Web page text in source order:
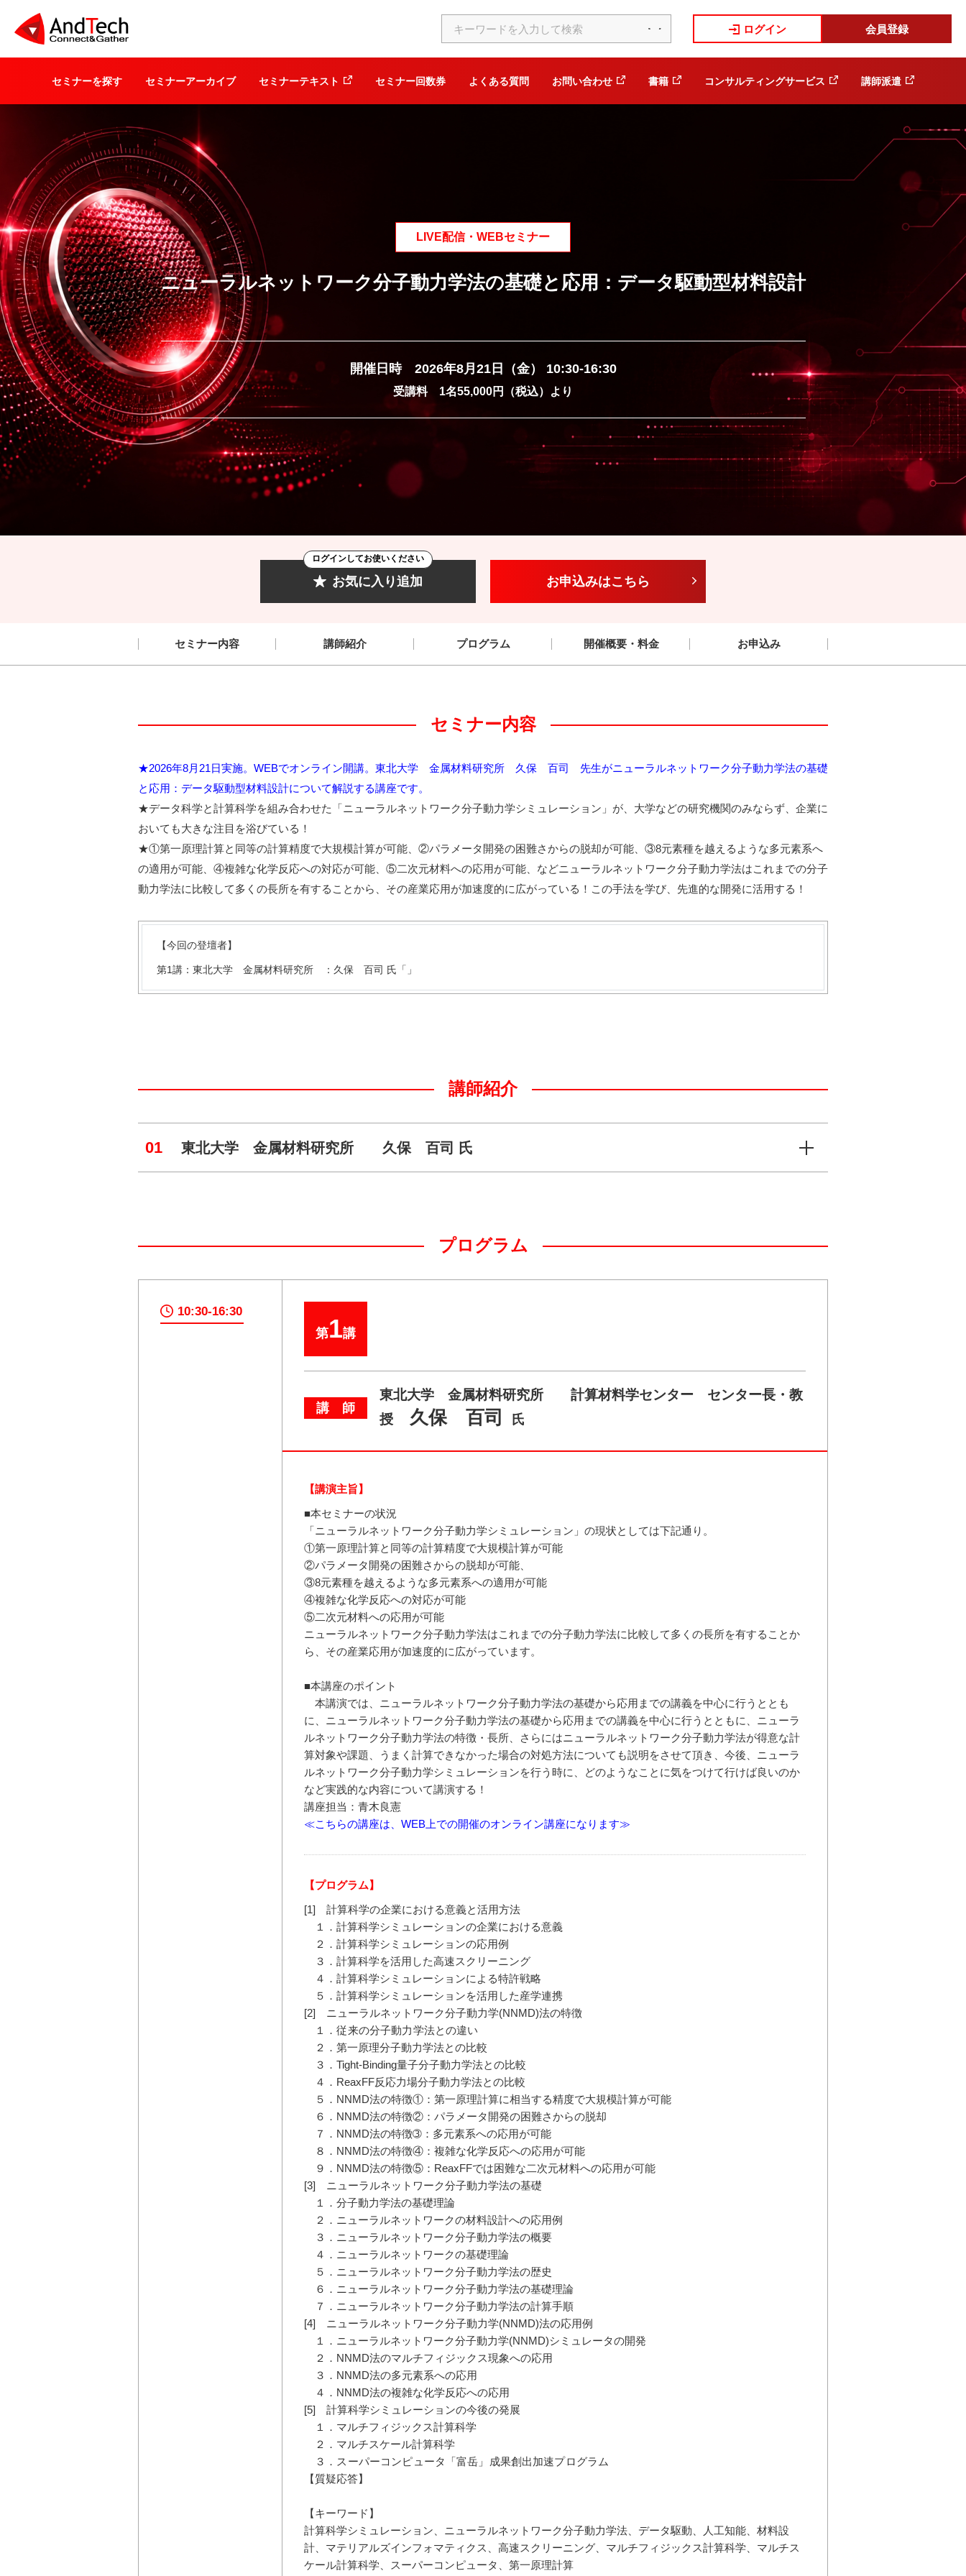
ログイン 会員登録
セミナーを探す セミナーアーカイブ セミナーテキスト セミナー回数券 よくある質問 お問い合わせ 書籍 コンサルティングサービス 講師派遣
LIVE配信・WEBセミナー
ニューラルネットワーク分子動力学法の基礎と応用：データ駆動型材料設計
開催日時 2026年8月21日（金） 10:30-16:30
受講料 1名55,000円（税込）より
お気に入り追加
ログインしてお使いください
お申込みはこちら
セミナー内容 講師紹介 プログラム 開催概要・料金 お申込み
セミナー内容
★2026年8月21日実施。WEBでオンライン開講。東北大学 金属材料研究所 久保 百司 先生がニューラルネットワーク分子動力学法の基礎
と応用：データ駆動型材料設計について解説する講座です。
★データ科学と計算科学を組み合わせた「ニューラルネットワーク分子動力学シミュレーション」が、大学などの研究機関のみならず、企業に
おいても大きな注目を浴びている！
★①第一原理計算と同等の計算精度で大規模計算が可能、②パラメータ開発の困難さからの脱却が可能、③8元素種を越えるような多元素系へ
の適用が可能、④複雑な化学反応への対応が可能、⑤二次元材料への応用が可能、などニューラルネットワーク分子動力学法はこれまでの分子
動力学法に比較して多くの長所を有することから、その産業応用が加速度的に広がっている！この手法を学び、先進的な開発に活用する！
【今回の登壇者】
第1講：東北大学 金属材料研究所 ：久保 百司 氏「」
講師紹介
01 東北大学 金属材料研究所 久保 百司 氏
プログラム
10:30-16:30
第1講
講 師
東北大学 金属材料研究所 計算材料学センター センター長・教
授
久保 百司 氏
【講演主旨】
■本セミナーの状況
「ニューラルネットワーク分子動力学シミュレーション」の現状としては下記通り。
①第一原理計算と同等の計算精度で大規模計算が可能
②パラメータ開発の困難さからの脱却が可能、
③8元素種を越えるような多元素系への適用が可能
④複雑な化学反応への対応が可能
⑤二次元材料への応用が可能
ニューラルネットワーク分子動力学法はこれまでの分子動力学法に比較して多くの長所を有することか
ら、その産業応用が加速度的に広がっています。
■本講座のポイント
本講演では、ニューラルネットワーク分子動力学法の基礎から応用までの講義を中心に行うととも
に、ニューラルネットワーク分子動力学法の基礎から応用までの講義を中心に行うとともに、ニューラ
ルネットワーク分子動力学法の特徴・長所、さらにはニューラルネットワーク分子動力学法が得意な計
算対象や課題、うまく計算できなかった場合の対処方法についても説明をさせて頂き、今後、ニューラ
ルネットワーク分子動力学シミュレーションを行う時に、どのようなことに気をつけて行けば良いのか
など実践的な内容について講演する！
講座担当：青木良憲
≪こちらの講座は、WEB上での開催のオンライン講座になります≫
【プログラム】
[1] 計算科学の企業における意義と活用方法
１．計算科学シミュレーションの企業における意義
２．計算科学シミュレーションの応用例
３．計算科学を活用した高速スクリーニング
４．計算科学シミュレーションによる特許戦略
５．計算科学シミュレーションを活用した産学連携
[2] ニューラルネットワーク分子動力学(NNMD)法の特徴
１．従来の分子動力学法との違い
２．第一原理分子動力学法との比較
３．Tight-Binding量子分子動力学法との比較
４．ReaxFF反応力場分子動力学法との比較
５．NNMD法の特徴①：第一原理計算に相当する精度で大規模計算が可能
６．NNMD法の特徴②：パラメータ開発の困難さからの脱却
７．NNMD法の特徴➂：多元素系への応用が可能
８．NNMD法の特徴④：複雑な化学反応への応用が可能
９．NNMD法の特徴⑤：ReaxFFでは困難な二次元材料への応用が可能
[3] ニューラルネットワーク分子動力学法の基礎
１．分子動力学法の基礎理論
２．ニューラルネットワークの材料設計への応用例
３．ニューラルネットワーク分子動力学法の概要
４．ニューラルネットワークの基礎理論
５．ニューラルネットワーク分子動力学法の歴史
６．ニューラルネットワーク分子動力学法の基礎理論
７．ニューラルネットワーク分子動力学法の計算手順
[4] ニューラルネットワーク分子動力学(NNMD)法の応用例
１．ニューラルネットワーク分子動力学(NNMD)シミュレータの開発
２．NNMD法のマルチフィジックス現象への応用
３．NNMD法の多元素系への応用
４．NNMD法の複雑な化学反応への応用
[5] 計算科学シミュレーションの今後の発展
１．マルチフィジックス計算科学
２．マルチスケール計算科学
３．スーパーコンピュータ「富岳」成果創出加速プログラム
【質疑応答】
【キーワード】
計算科学シミュレーション、ニューラルネットワーク分子動力学法、データ駆動、人工知能、材料設
計、マテリアルズインフォマティクス、高速スクリーニング、マルチフィジックス計算科学、マルチス
ケール計算科学、スーパーコンピュータ、第一原理計算